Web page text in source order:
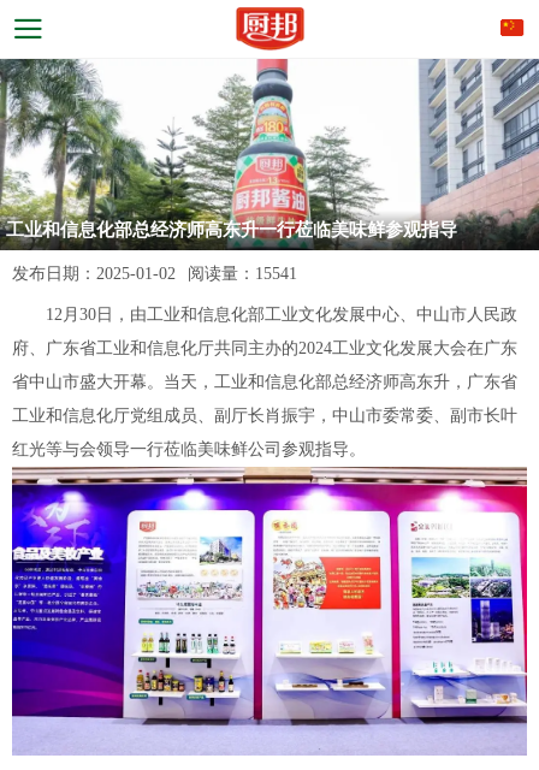
工业和信息化部总经济师高东升一行莅临美味鲜参观指导
发布日期： 2025-01-02 阅读量： 15541
12月30日，由工业和信息化部工业文化发展中心、中山市人民政
府、广东省工业和信息化厅共同主办的2024工业文化发展大会在广东
省中山市盛大开幕。当天，工业和信息化部总经济师高东升，广东省
工业和信息化厅党组成员、副厅长肖振宇，中山市委常委、副市长叶
红光等与会领导一行莅临美味鲜公司参观指导。